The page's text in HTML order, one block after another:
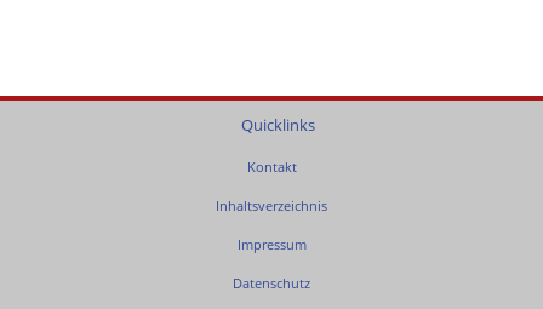
Quicklinks
Kontakt
Inhaltsverzeichnis
Impressum
Datenschutz